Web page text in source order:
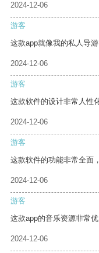
2024-12-06
游客
这款app就像我的私人导
2024-12-06
游客
这款软件的设计非常人性
2024-12-06
游客
这款软件的功能非常全面
2024-12-06
游客
这款app的音乐资源非常
2024-12-06